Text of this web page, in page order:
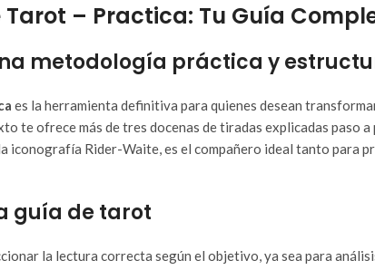
– Practica: Tu Guía
metodología práctica y
es la herramienta definitiva para quienes desean
te ofrece más de tres docenas de tiradas explicadas paso
iconografía Rider-Waite, es el compañero ideal tanto para
guía de tarot
la lectura correcta según el objetivo, ya sea para